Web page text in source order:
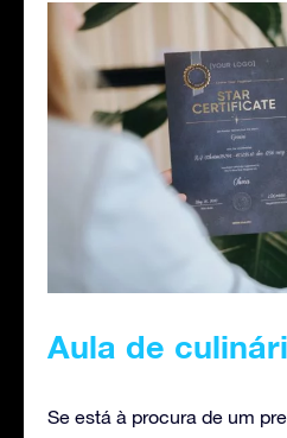
Aula de
Se está à procura de um